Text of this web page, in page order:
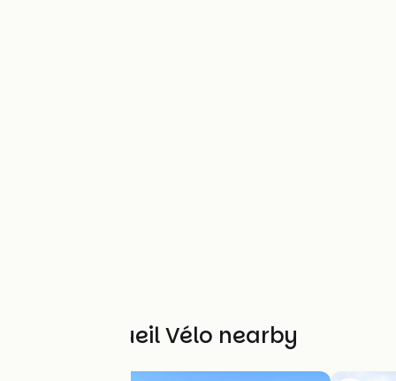
Other Accueil Vélo nearby